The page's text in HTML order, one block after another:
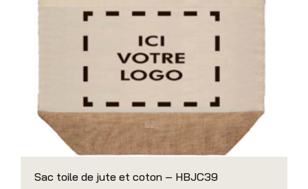
Sac toile de jute et coton – HBJC39